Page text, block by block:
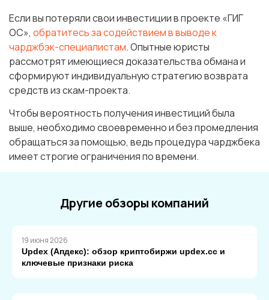
Если вы потеряли свои инвестиции в проекте «ГИГ
ОС», обратитесь за содействием в выводе к
чарджбэк-специалистам. Опытные юристы
рассмотрят имеющиеся доказательства обмана и
сформируют индивидуальную стратегию возврата
средств из скам-проекта.
Чтобы вероятность получения инвестиций была
выше, необходимо своевременно и без промедления
обращаться за помощью, ведь процедура чарджбека
имеет строгие ограничения по времени.
Другие обзоры компаний
19 июня 2026
Updex (Апдекс): обзор криптобиржи updex.cc и
ключевые признаки риска